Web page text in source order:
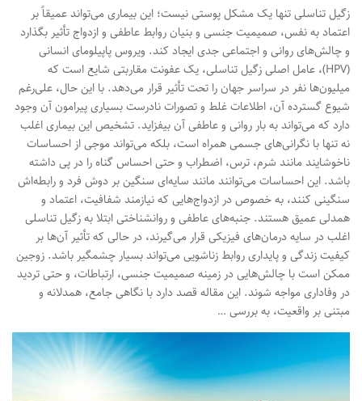
زگیل تناسلی تنها یک مشکل پوستی نیست؛ این بیماری می‌تواند عمیقاً بر
اعتماد به نفس، صمیمیت جنسی و بنیان روابط عاطفی و ازدواج تأثیر بگذارد
و چالش‌های روانی و اجتماعی جدی ایجاد کند. ویروس پاپیلومای انسانی
(HPV)، عامل اصلی زگیل تناسلی، یک عفونت مقاربتی شایع است که
میلیون‌ها نفر در سراسر جهان را تحت تأثیر قرار می‌دهد. با این حال، علی‌رغم
شیوع گسترده آن، اطلاعات غلط و تصورات نادرست بسیاری پیرامون آن وجود
دارد که می‌تواند به بار روانی و عاطفی آن بیفزاید. تشخیص این بیماری اغلب
نه تنها با نگرانی‌های جسمی همراه است، بلکه می‌تواند موجی از احساسات
ناخوشایند مانند شرم، ترس، اضطراب و حتی احساس گناه را در پی داشته
باشد. این احساسات می‌توانند مانند سایه‌ای سنگین بر دوش فرد و رابطه‌اش
سنگینی کنند، به خصوص در ازدواج‌هایی که نیازمند شفافیت، اعتماد و
همدلی عمیق هستند. جنبه‌های عاطفی و روانشناختی ابتلا به زگیل تناسلی
اغلب در سایه درمان‌های فیزیکی قرار می‌گیرند، در حالی که تأثیر آن‌ها بر
کیفیت زندگی و پایداری روابط زناشویی می‌تواند بسیار چشمگیر باشد. زوجین
ممکن است با چالش‌هایی در زمینه صمیمیت جنسی، ارتباطات، و حتی تردید
در وفاداری مواجه شوند. این مقاله قصد دارد با نگاهی جامع، همدلانه و
مبتنی بر واقعیت، به بررسی …